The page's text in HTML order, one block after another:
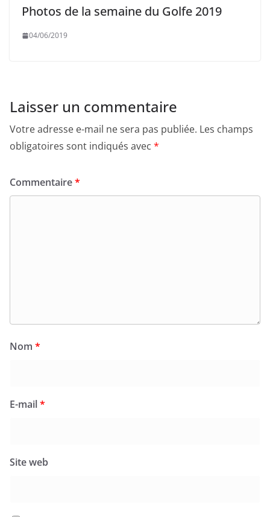
Photos de la semaine du Golfe 2019
04/06/2019
Laisser un commentaire
Votre adresse e-mail ne sera pas publiée. Les champs
obligatoires sont indiqués avec *
Commentaire*
Nom *
E-mail*
Site web